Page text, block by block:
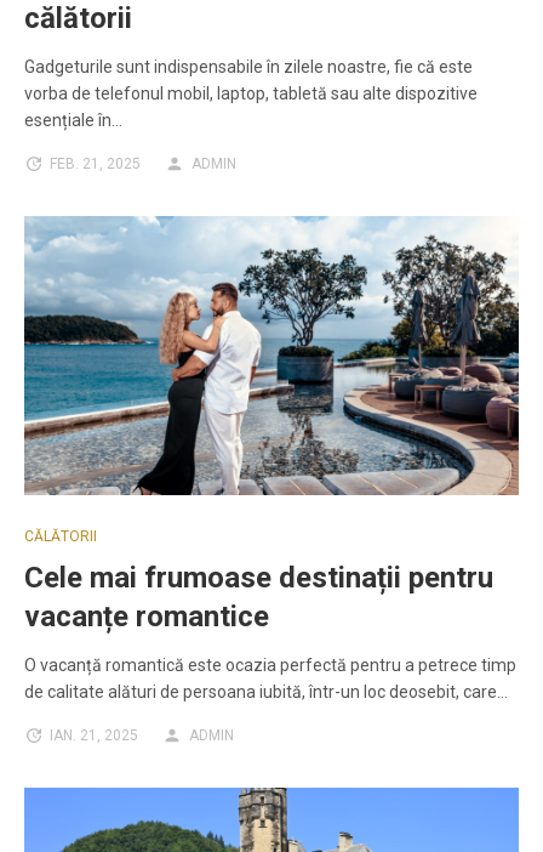
călătorii
Gadgeturile sunt indispensabile în zilele noastre, fie că este
vorba de telefonul mobil, laptop, tabletă sau alte dispozitive
esențiale în…
FEB. 21, 2025 ADMIN
CĂLĂTORII
Cele mai frumoase destinații pentru
vacanțe romantice
O vacanță romantică este ocazia perfectă pentru a petrece timp
de calitate alături de persoana iubită, într-un loc deosebit, care…
IAN. 21, 2025 ADMIN